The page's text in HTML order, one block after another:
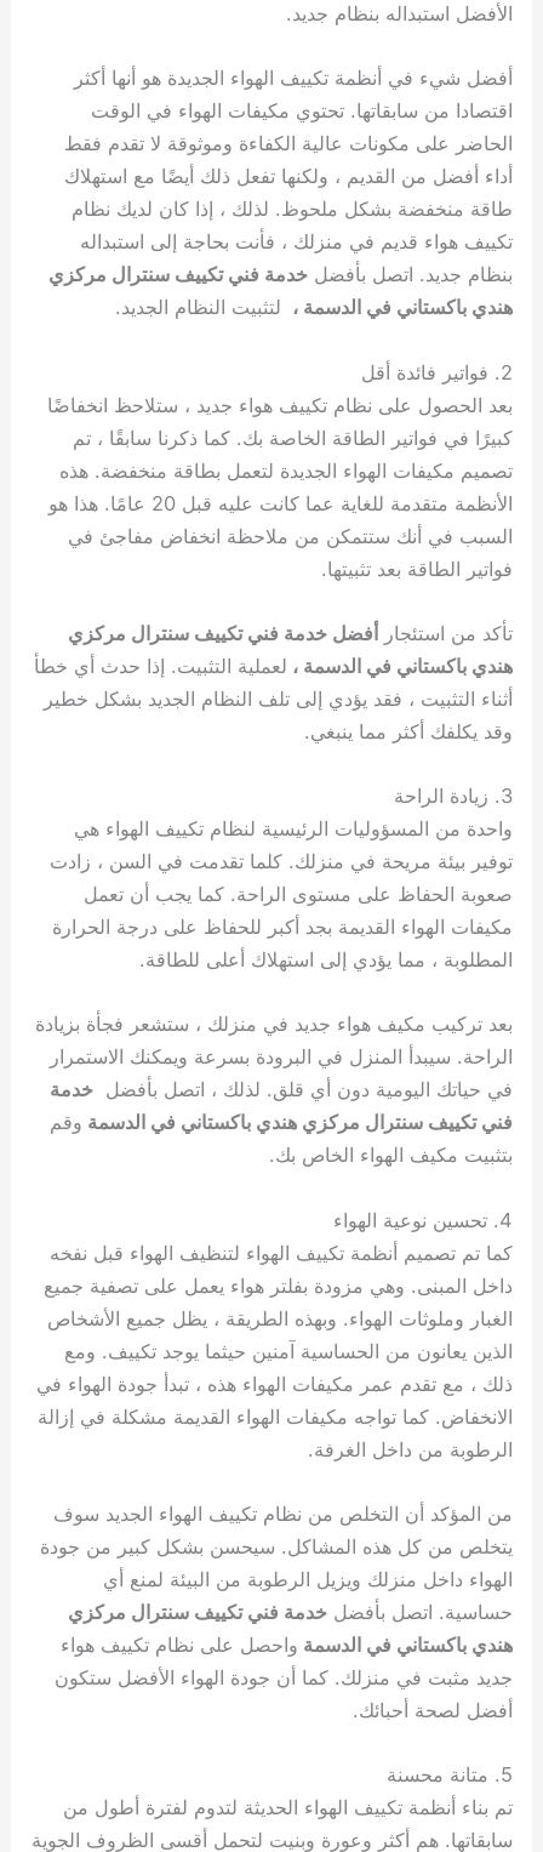
الأفضل استبداله بنظام جديد.
أفضل شيء في أنظمة تكييف الهواء الجديدة هو أنها أكثر
اقتصادا من سابقاتها. تحتوي مكيفات الهواء في الوقت
الحاضر على مكونات عالية الكفاءة وموثوقة لا تقدم فقط
أداء أفضل من القديم ، ولكنها تفعل ذلك أيضًا مع استهلاك
طاقة منخفضة بشكل ملحوظ. لذلك ، إذا كان لديك نظام
تكييف هواء قديم في منزلك ، فأنت بحاجة إلى استبداله
بنظام جديد. اتصل بأفضلخدمة فني تكييف سنترال مركزي
هندي باكستاني في الدسمة ، لتثبيت النظام الجديد.
2. فواتير فائدة أقل
بعد الحصول على نظام تكييف هواء جديد ، ستلاحظ انخفاضًا
كبيرًا في فواتير الطاقة الخاصة بك. كما ذكرنا سابقًا ، تم
تصميم مكيفات الهواء الجديدة لتعمل بطاقة منخفضة. هذه
الأنظمة متقدمة للغاية عما كانت عليه قبل 20 عامًا. هذا هو
السبب في أنك ستتمكن من ملاحظة انخفاض مفاجئ في
فواتير الطاقة بعد تثبيتها.
تأكد من استئجارأفضل خدمة فني تكييف سنترال مركزي
هندي باكستاني في الدسمة ، لعملية التثبيت. إذا حدث أي خطأ
أثناء التثبيت ، فقد يؤدي إلى تلف النظام الجديد بشكل خطير
وقد يكلفك أكثر مما ينبغي.
3. زيادة الراحة
واحدة من المسؤوليات الرئيسية لنظام تكييف الهواء هي
توفير بيئة مريحة في منزلك. كلما تقدمت في السن ، زادت
صعوبة الحفاظ على مستوى الراحة. كما يجب أن تعمل
مكيفات الهواء القديمة بجد أكبر للحفاظ على درجة الحرارة
المطلوبة ، مما يؤدي إلى استهلاك أعلى للطاقة.
بعد تركيب مكيف هواء جديد في منزلك ، ستشعر فجأة بزيادة
الراحة. سيبدأ المنزل في البرودة بسرعة ويمكنك الاستمرار
في حياتك اليومية دون أي قلق. لذلك ، اتصل بأفضلخدمة
فني تكييف سنترال مركزي هندي باكستاني في الدسمة وقم
بتثبيت مكيف الهواء الخاص بك.
4. تحسين نوعية الهواء
كما تم تصميم أنظمة تكييف الهواء لتنظيف الهواء قبل نفخه
داخل المبنى. وهي مزودة بفلتر هواء يعمل على تصفية جميع
الغبار وملوثات الهواء. وبهذه الطريقة ، يظل جميع الأشخاص
الذين يعانون من الحساسية آمنين حيثما يوجد تكييف. ومع
ذلك ، مع تقدم عمر مكيفات الهواء هذه ، تبدأ جودة الهواء في
الانخفاض. كما تواجه مكيفات الهواء القديمة مشكلة في إزالة
الرطوبة من داخل الغرفة.
من المؤكد أن التخلص من نظام تكييف الهواء الجديد سوف
يتخلص من كل هذه المشاكل. سيحسن بشكل كبير من جودة
الهواء داخل منزلك ويزيل الرطوبة من البيئة لمنع أي
حساسية. اتصل بأفضلخدمة فني تكييف سنترال مركزي
هندي باكستاني في الدسمة واحصل على نظام تكييف هواء
جديد مثبت في منزلك. كما أن جودة الهواء الأفضل ستكون
أفضل لصحة أحبائك.
5. متانة محسنة
تم بناء أنظمة تكييف الهواء الحديثة لتدوم لفترة أطول من
سابقاتها. هم أكثر وعورة وبنيت لتحمل أقسى الظروف الجوية